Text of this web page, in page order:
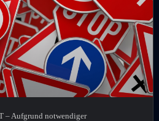
– Aufgrund notwendiger